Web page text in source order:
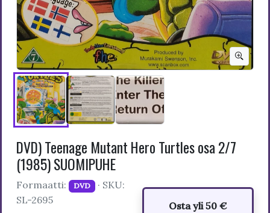
DVD) Teenage Mutant Hero Turtles osa 2/7
(1985) SUOMIPUHE
Formaatti: DVD · SKU:
SL-2695
Osta yli 50 €